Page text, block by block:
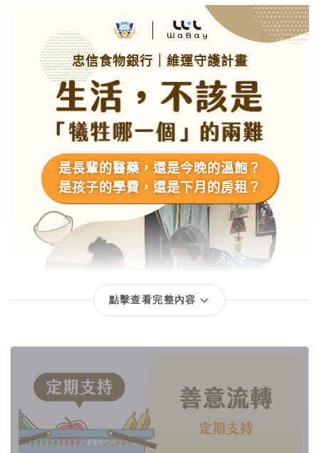
點擊查看完整內容